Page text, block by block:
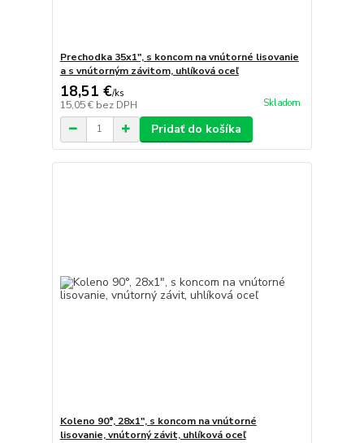
Prechodka 35x1", s koncom na vnútorné lisovanie
a s vnútorným závitom, uhlíková oceľ
18,51 €/ks
15,05 € bez DPH Skladom
Pridať do košíka
Koleno 90°, 28x1", s koncom na vnútorné
lisovanie, vnútorný závit, uhlíková oceľ